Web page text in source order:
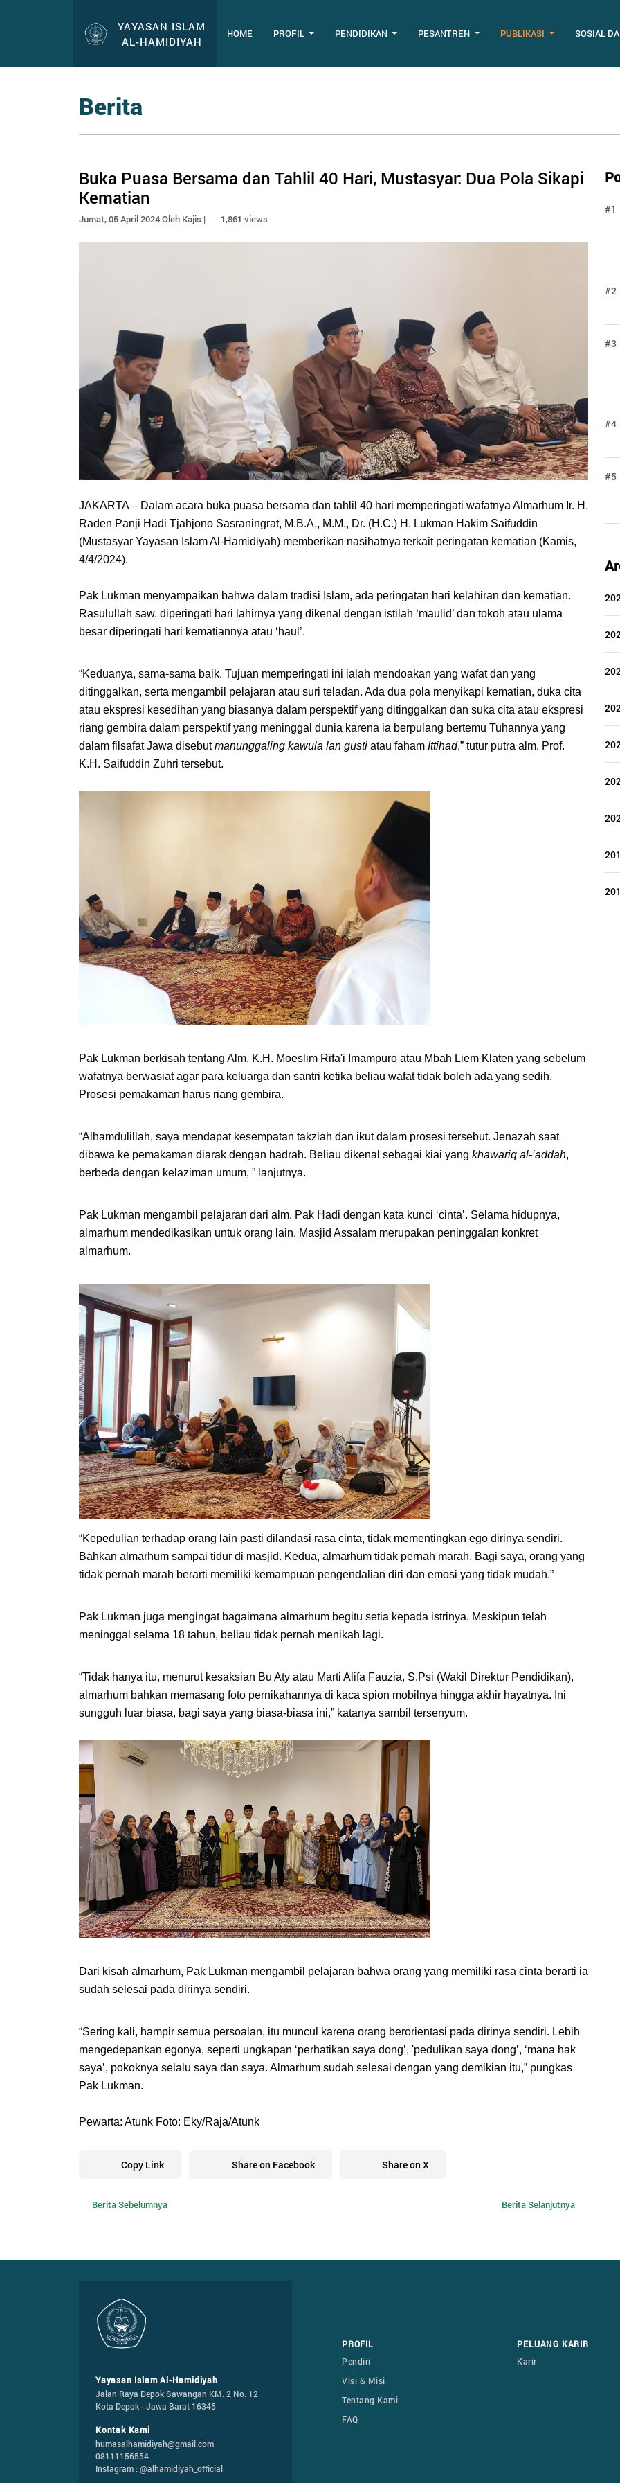
YAYASAN ISLAM
AL-HAMIDIYAH
HOME PROFIL PENDIDIKAN PESANTREN PUBLIKASI SOSIAL
Berita
Buka Puasa Bersama dan Tahlil 40 Hari, Mustasyar: Dua Pola Sikapi
Kematian
Jumat, 05 April 2024 Oleh Kajis | 1,861 views
JAKARTA – Dalam acara buka puasa bersama dan tahlil 40 hari memperingati wafatnya Almarhum Ir. H.
Raden Panji Hadi Tjahjono Sasraningrat, M.B.A., M.M., Dr. (H.C.) H. Lukman Hakim Saifuddin
(Mustasyar Yayasan Islam Al-Hamidiyah) memberikan nasihatnya terkait peringatan kematian (Kamis,
4/4/2024).
Pak Lukman menyampaikan bahwa dalam tradisi Islam, ada peringatan hari kelahiran dan kematian.
Rasulullah saw. diperingati hari lahirnya yang dikenal dengan istilah ‘maulid’ dan tokoh atau ulama
besar diperingati hari kematiannya atau ‘haul’.
“Keduanya, sama-sama baik. Tujuan memperingati ini ialah mendoakan yang wafat dan yang
ditinggalkan, serta mengambil pelajaran atau suri teladan. Ada dua pola menyikapi kematian, duka cita
atau ekspresi kesedihan yang biasanya dalam perspektif yang ditinggalkan dan suka cita atau ekspresi
riang gembira dalam perspektif yang meninggal dunia karena ia berpulang bertemu Tuhannya yang
dalam filsafat Jawa disebut manunggaling kawula lan gusti atau faham Ittihad,” tutur putra alm. Prof.
K.H. Saifuddin Zuhri tersebut.
Pak Lukman berkisah tentang Alm. K.H. Moeslim Rifa'i Imampuro atau Mbah Liem Klaten yang sebelum
wafatnya berwasiat agar para keluarga dan santri ketika beliau wafat tidak boleh ada yang sedih.
Prosesi pemakaman harus riang gembira.
“Alhamdulillah, saya mendapat kesempatan takziah dan ikut dalam prosesi tersebut. Jenazah saat
dibawa ke pemakaman diarak dengan hadrah. Beliau dikenal sebagai kiai yang khawariq al-’addah,
berbeda dengan kelaziman umum, ” lanjutnya.
Pak Lukman mengambil pelajaran dari alm. Pak Hadi dengan kata kunci ‘cinta’. Selama hidupnya,
almarhum mendedikasikan untuk orang lain. Masjid Assalam merupakan peninggalan konkret
almarhum.
“Kepedulian terhadap orang lain pasti dilandasi rasa cinta, tidak mementingkan ego dirinya sendiri.
Bahkan almarhum sampai tidur di masjid. Kedua, almarhum tidak pernah marah. Bagi saya, orang yang
tidak pernah marah berarti memiliki kemampuan pengendalian diri dan emosi yang tidak mudah.”
Pak Lukman juga mengingat bagaimana almarhum begitu setia kepada istrinya. Meskipun telah
meninggal selama 18 tahun, beliau tidak pernah menikah lagi.
“Tidak hanya itu, menurut kesaksian Bu Aty atau Marti Alifa Fauzia, S.Psi (Wakil Direktur Pendidikan),
almarhum bahkan memasang foto pernikahannya di kaca spion mobilnya hingga akhir hayatnya. Ini
sungguh luar biasa, bagi saya yang biasa-biasa ini,” katanya sambil tersenyum.
Dari kisah almarhum, Pak Lukman mengambil pelajaran bahwa orang yang memiliki rasa cinta berarti ia
sudah selesai pada dirinya sendiri.
“Sering kali, hampir semua persoalan, itu muncul karena orang berorientasi pada dirinya sendiri. Lebih
mengedepankan egonya, seperti ungkapan ‘perhatikan saya dong’, 'pedulikan saya dong’, ‘mana hak
saya’, pokoknya selalu saya dan saya. Almarhum sudah selesai dengan yang demikian itu,” pungkas
Pak Lukman.
Pewarta: Atunk Foto: Eky/Raja/Atunk
Copy Link Share on Facebook Share on X
Berita Sebelumnya Berita Selanjutnya
#1
#2
#3
#4
#5
Yayasan Islam Al-Hamidiyah
Jalan Raya Depok Sawangan KM. 2 No. 12
Kota Depok - Jawa Barat 16345
Kontak Kami
humasalhamidiyah@gmail.com
08111156554
Instagram : @alhamidiyah_official
PROFIL
Pendiri
Visi & Misi
Tentang Kami
FAQ
PELUANG KARIR
Karir